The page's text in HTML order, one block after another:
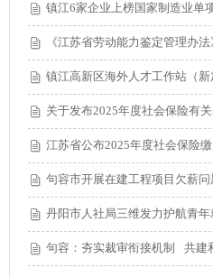
镇江6家企业上榜国家制造业单
《江苏省劳动能力鉴定管理办
镇江高新区海外人才工作站（新
关于发布2025年度社会保险有
江苏省公布2025年度社会保险
句容市开展在建工程项目欠薪
丹阳市人社局三维发力护航青年
句容：夯实裁审衔接机制 共建